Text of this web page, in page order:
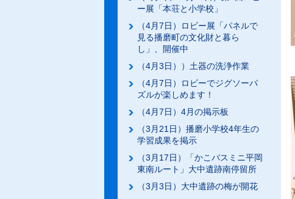
ー展「本荘と小学校」
（4月7日）ロビー展「パネルで
見る播磨町の文化財と暮ら
し」、開催中
（4月3日））土器の洗浄作業
（4月7日）ロビーでジグソーパ
ズルが楽しめます！
（4月7日）4月の掲示板
（3月21日）播磨小学校4年生の
学習成果を掲示
（3月17日）「かこバスミニ平岡
東南ルート」大中遺跡南停留所
（3月3日）大中遺跡の梅が開花